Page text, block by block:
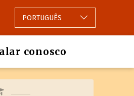
PORTUGUÊS
conosco